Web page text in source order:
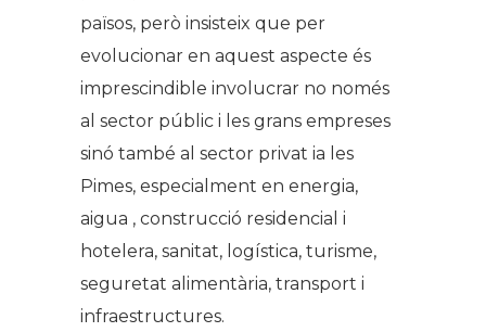
països, però insisteix que per
evolucionar en aquest aspecte és
imprescindible involucrar no només
al sector públic i les grans empreses
sinó també al sector privat ia les
Pimes, especialment en energia,
aigua , construcció residencial i
hotelera, sanitat, logística, turisme,
seguretat alimentària, transport i
infraestructures.